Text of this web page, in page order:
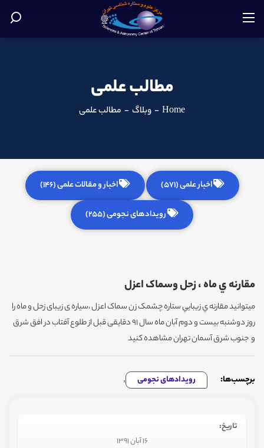
مطالب علمی
Home
- وبلاگ - مطالب علمی
اخبار علمی (571) اخبار و مقالات علمی (146)
رویدادهای نجومی (255)
مقارنه ي ماه ، زحل وسماک اعزل
میتوانید مقارنه ي زيبايي ستاره چشمک زن سماک اعزل ،سیاره ی زیبای زحل و ماه را
روز دوشنبه بيست و دوم آبان ماه سال 91 دقایقی قبل از طلوع آفتاب در افق شرق
و جنوب شرق آسمان تهران مشاهده کنید
برچسب‌ها: رویدادهای نجومی ,
تاریخ:
16 آبان 1391